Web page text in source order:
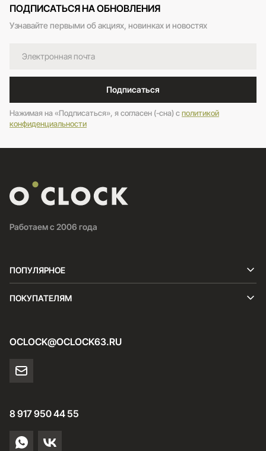
ПОДПИСАТЬСЯ НА ОБНОВЛЕНИЯ
Узнавайте первыми об акциях, новинках и новостях
Подписаться
Нажимая на «Подписаться», я согласен (-сна) cполитикой
конфиденциальности
Работаем с 2006 года
ПОПУЛЯРНОЕ
ПОКУПАТЕЛЯМ
OCLOCK@OCLOCK63.RU
8 917 950 44 55